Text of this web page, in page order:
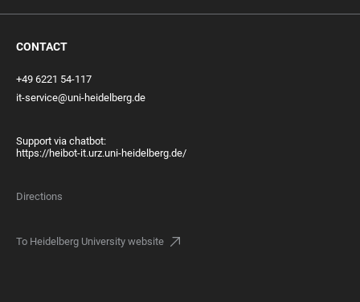
CONTACT
+49 6221 54-117
it-service@uni-heidelberg.de
Support via chatbot:
https://heibot-it.urz.uni-heidelberg.de/
Directions
To Heidelberg University website